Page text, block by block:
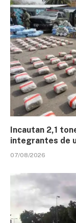
Incautan 2,1
integrantes de
07/08/2026